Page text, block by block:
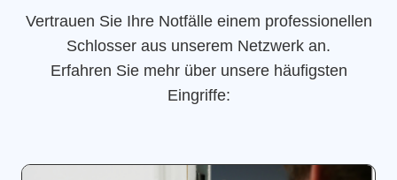
Vertrauen Sie Ihre Notfälle einem professionellen
Schlosser aus unserem Netzwerk an.
Erfahren Sie mehr über unsere häufigsten
Eingriffe: